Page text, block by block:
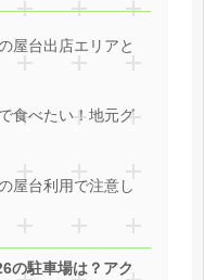
屋台出店エリアと
食べたい！地元グ
屋台利用で注意し
の駐車場は？アク